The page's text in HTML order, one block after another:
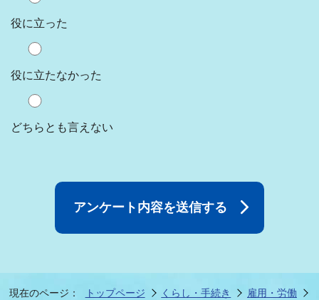
役に立った
役に立たなかった
どちらとも言えない
現在のページ： トップページ くらし・手続き
雇用・労働